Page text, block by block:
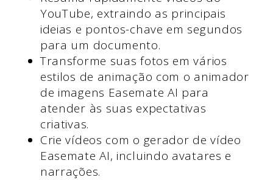
YouTube, extraindo as principais
ideias e pontos-chave em segundos
para um documento.
Transforme suas fotos em vários
estilos de animação com o animador
de imagens Easemate AI para
atender às suas expectativas
criativas.
Crie vídeos com o gerador de vídeo
Easemate AI, incluindo avatares e
narrações.